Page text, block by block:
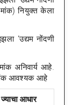
नियुक्त केला
‘उद्यम नोंदणी
अनिवार्य आहे.
आवश्यक आहे
ज्याचा आधार